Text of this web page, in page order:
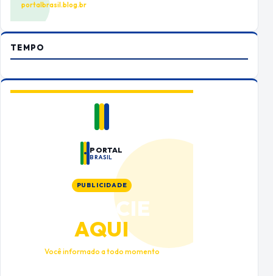
portalbrasil.blog.br
TEMPO
PORTAL
BRASIL
PUBLICIDADE
ANUNCIE
AQUI
Você informado a todo momento